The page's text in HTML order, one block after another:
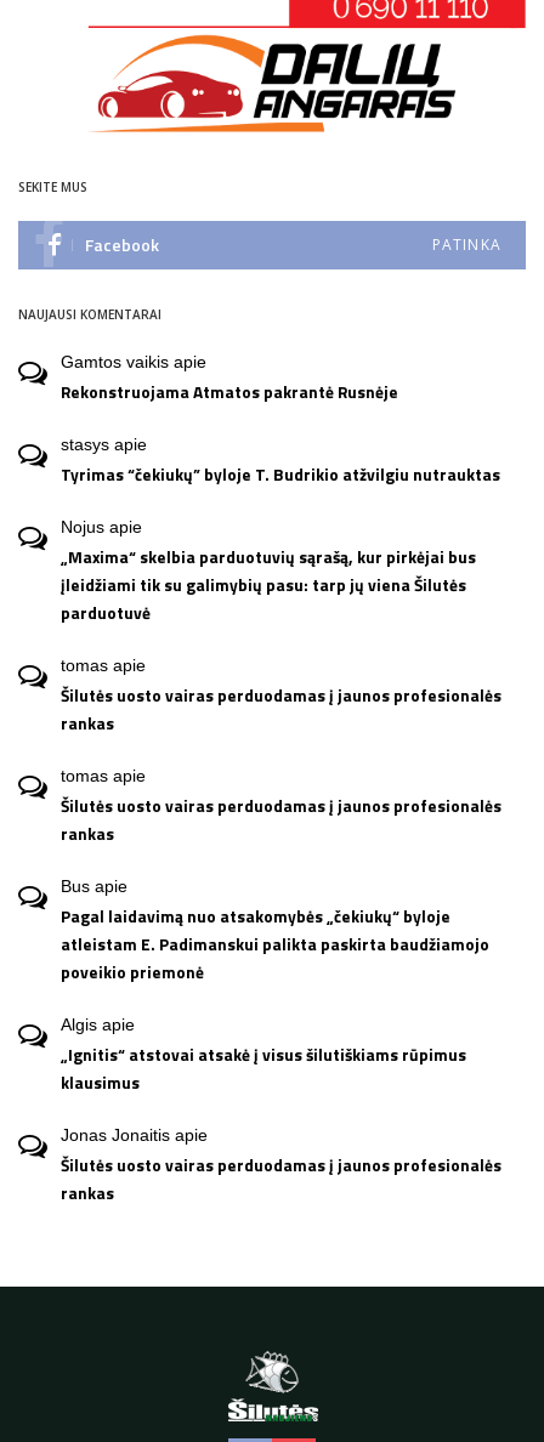
SEKITE MUS
Facebook PATINKA
NAUJAUSI KOMENTARAI
Gamtos vaikis apie
Rekonstruojama Atmatos pakrantė Rusnėje
stasys apie
Tyrimas “čekiukų” byloje T. Budrikio atžvilgiu nutrauktas
Nojus apie
„Maxima“ skelbia parduotuvių sąrašą, kur pirkėjai bus
įleidžiami tik su galimybių pasu: tarp jų viena Šilutės
parduotuvė
tomas apie
Šilutės uosto vairas perduodamas į jaunos profesionalės
rankas
tomas apie
Šilutės uosto vairas perduodamas į jaunos profesionalės
rankas
Bus apie
Pagal laidavimą nuo atsakomybės „čekiukų“ byloje
atleistam E. Padimanskui palikta paskirta baudžiamojo
poveikio priemonė
Algis apie
„Ignitis“ atstovai atsakė į visus šilutiškiams rūpimus
klausimus
Jonas Jonaitis apie
Šilutės uosto vairas perduodamas į jaunos profesionalės
rankas